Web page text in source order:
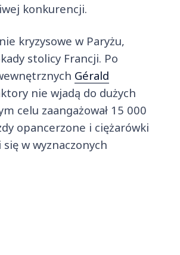
konkurencji.
kryzysowe w Paryżu,
stolicy Francji. Po
Gérald
nie wjadą do dużych
celu zaangażował 15 000
opancerzone i ciężarówki
w wyznaczonych